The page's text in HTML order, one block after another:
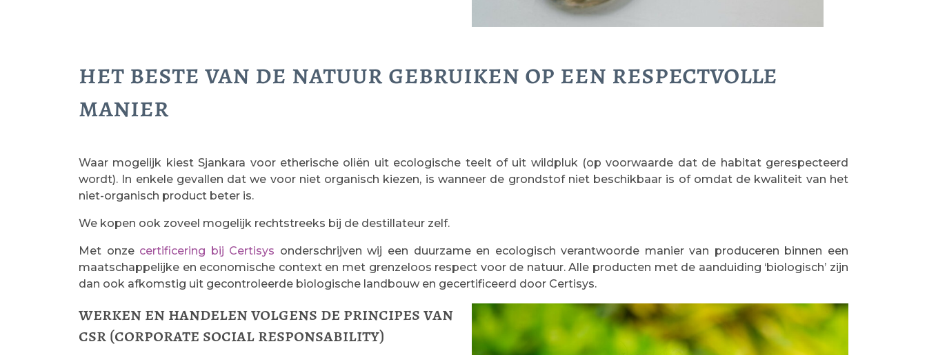
het beste van de natuur gebruiken op een respectvolle
manier
Waar mogelijk kiest Sjankara voor etherische oliën uit ecologische teelt of uit wildpluk (op voorwaarde dat de habitat gerespecteerd
wordt). In enkele gevallen dat we voor niet organisch kiezen, is wanneer de grondstof niet beschikbaar is of omdat de kwaliteit van het
niet-organisch product beter is.
We kopen ook zoveel mogelijk rechtstreeks bij de destillateur zelf.
Met onze certificering bij Certisys onderschrijven wij een duurzame en ecologisch verantwoorde manier van produceren binnen een
maatschappelijke en economische context en met grenzeloos respect voor de natuur. Alle producten met de aanduiding ‘biologisch’ zijn
dan ook afkomstig uit gecontroleerde biologische landbouw en gecertificeerd door Certisys.
werken en handelen volgens de principes van
csr (corporate social responsability)